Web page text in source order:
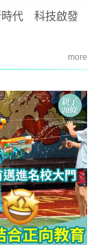
時代 科技啟發
more